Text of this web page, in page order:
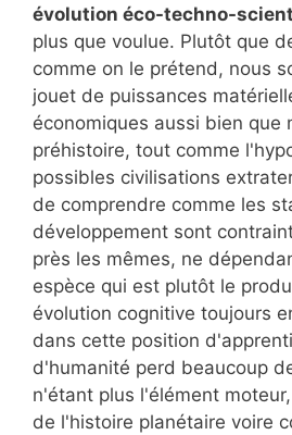
évolution éco-techno-
plus que voulue. Plutôt que
comme on le prétend, nous
jouet de puissances
économiques aussi bien que
préhistoire, tout comme
possibles civilisations
de comprendre comme les
développement sont
près les mêmes, ne
espèce qui est plutôt le
évolution cognitive toujours
dans cette position
d'humanité perd beaucoup
n'étant plus l'élément
de l'histoire planétaire voire